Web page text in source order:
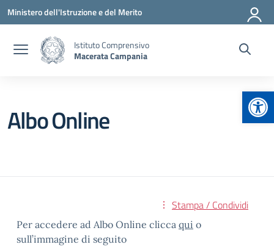
Vai ai contenuti
Vai al menu di navigazione
Vai al footer
Ministero dell'Istruzione e del Merito
Istituto Comprensivo
Macerata Campania
Albo Online
Stampa / Condividi
Per accedere ad Albo Online clicca qui o
sull’immagine di seguito